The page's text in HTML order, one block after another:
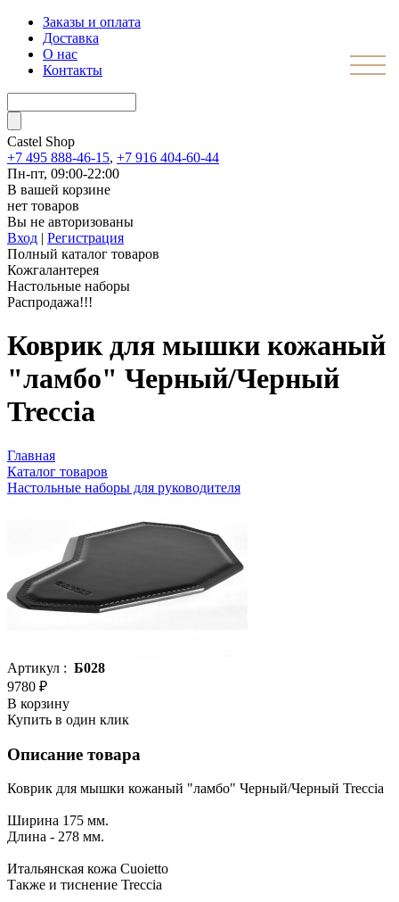
Заказы и оплата
Доставка
О нас
Контакты
Castel Shop
+7 495 888-46-15, +7 916 404-60-44
Пн-пт, 09:00-22:00
В вашей корзине
нет товаров
Вы не авторизованы
Вход | Регистрация
Полный каталог товаров
Кожгалантерея
Настольные наборы
Распродажа!!!
Коврик для мышки кожаный
"ламбо" Черный/Черный
Treccia
Главная
Каталог товаров
Настольные наборы для руководителя
Артикул : Б028
9780 ₽
В корзину
Купить в один клик
Описание товара
Коврик для мышки кожаный "ламбо" Черный/Черный Treccia
Ширина 175 мм.
Длина - 278 мм.
Итальянская кожа Cuoietto
Также и тиснение Treccia